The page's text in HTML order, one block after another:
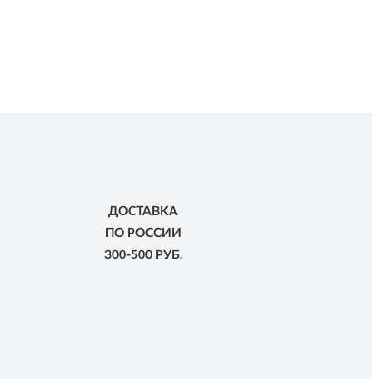
ДОСТАВКА
ПО РОССИИ
300-500 РУБ.